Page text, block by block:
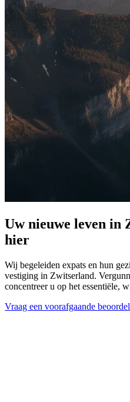
Uw nieuwe leven in
hier
Wij begeleiden expats en hun
vestiging in Zwitserland.
concentreer u op het essentiële,
Vraag een voorafgaande